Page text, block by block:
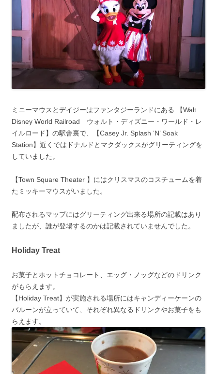
ミニーマウスとデイジーはファンタジーランドにある 【Walt
Disney World Railroad ウォルト・ディズニー・ワールド・レ
イルロード】の駅舎裏で、【Casey Jr. Splash ‘N’ Soak
Station】近くではドナルドとマクダックスがグリーティングを
していました。
【Town Square Theater 】にはクリスマスのコスチュームを着
たミッキーマウスがいました。
配布されるマップにはグリーティング出来る場所の記載はあり
ましたが、誰が登場するのかは記載されていませんでした。
Holiday Treat
お菓子とホットチョコレート、エッグ・ノッグなどのドリンク
がもらえます。
【Holiday Treat】が実施される場所にはキャンディーケーンの
バルーンが立っていて、それぞれ異なるドリンクやお菓子をも
らえます。